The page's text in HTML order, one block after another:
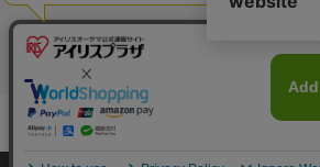
Copyright © 2001 IRISPLAZA. ALL